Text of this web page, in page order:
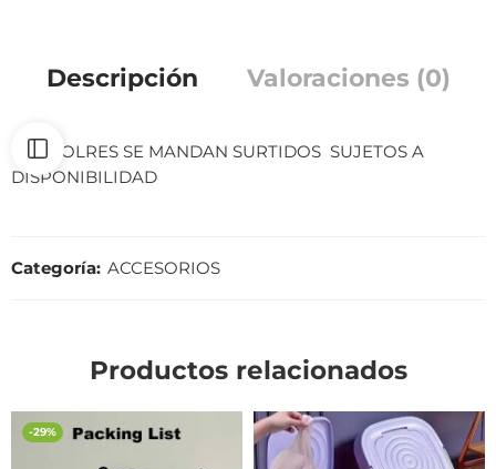
Descripción Valoraciones (0)
LOS COLRES SE MANDAN SURTIDOS SUJETOS A
DISPONIBILIDAD
Categoría: ACCESORIOS
Productos relacionados
-29%